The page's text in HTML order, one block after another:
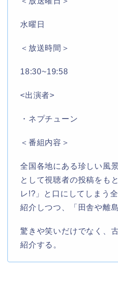
水曜日
＜放送時間＞
18:30~19:58
<出演者>
・ネプチューン
＜番組内容＞
全国各地にある珍しい風
として視聴者の投稿をも
レ!?」と口にしてしまう
紹介しつつ、「田舎や離
驚きや笑いだけでなく、
紹介する。